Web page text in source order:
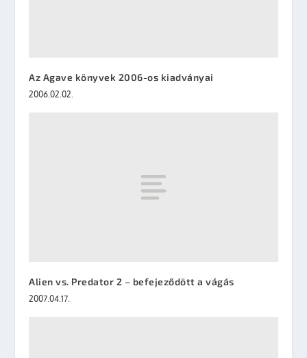
Az Agave könyvek 2006-os kiadványai
2006.02.02.
Alien vs. Predator 2 – befejeződött a vágás
2007.04.17.